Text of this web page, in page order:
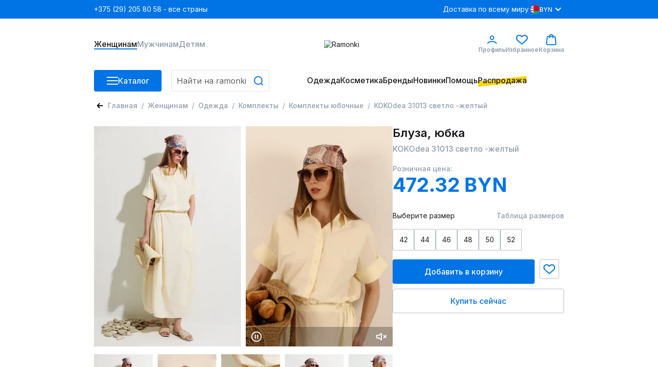
+375 (29) 205 80 58 - все страны Доставка по всему миру BYN
ЖенщинамМужчинамДетям
ПрофильИзбранноеКорзина
Каталог ОдеждаКосметикаБрендыНовинкиПомощьРаспродажа
Главная Женщинам Одежда Комплекты Комплекты юбочные KOKOdea 31013 светло -желтый
Блуза, юбка
KOKOdea 31013 светло -желтый
Розничная цена:
472.32 BYN
Выберите размер Таблица размеров
42 44 46 48 50 52
Добавить в корзину
Купить сейчас